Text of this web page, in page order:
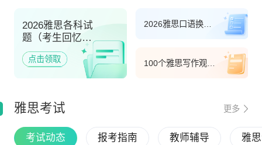
2026雅思各科试
题（考生回忆
版）
2026雅思口语换题
100个雅思写作观点
雅思考试 更多
考试动态 报考指南 教师辅导 雅